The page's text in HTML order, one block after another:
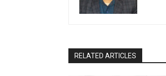
RELATED ARTICLES